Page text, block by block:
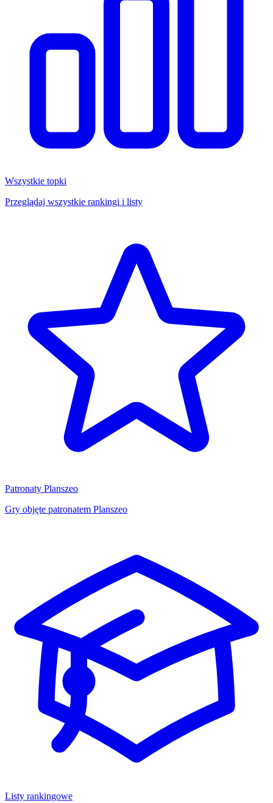
Wszystkie topki
Przeglądaj wszystkie rankingi i listy
Patronaty Planszeo
Gry objęte patronatem Planszeo
Listy rankingowe